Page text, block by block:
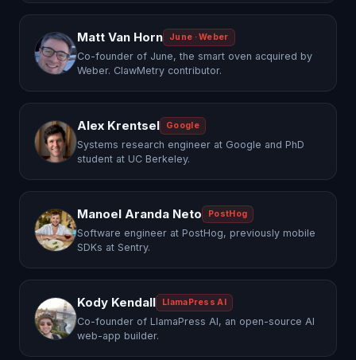
Matt Van Horn June · Weber
Co-founder of June, the smart oven acquired by
Weber. ClawMetry contributor.
Alex Krentsel Google
Systems research engineer at Google and PhD
student at UC Berkeley.
Manoel Aranda Neto PostHog
Software engineer at PostHog, previously mobile
SDKs at Sentry.
Kody Kendall LlamaPress AI
Co-founder of LlamaPress AI, an open-source AI
web-app builder.